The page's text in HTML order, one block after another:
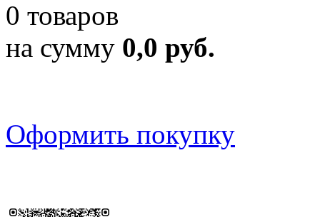
0 товаров
на сумму 0,0 руб.
Оформить покупку